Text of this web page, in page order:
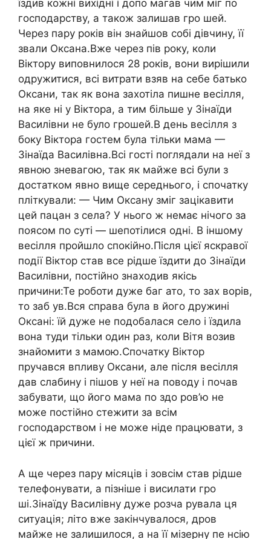
їздив кожні вихідні і допо магав чим міг по
господарству, а також залишав гро шей.
Через пару років він знайшов собі дівчину, її
звали Оксана.Вже через пів року, коли
Віктору виповнилося 28 років, вони вирішили
одружитися, всі витрати взяв на себе батько
Оксани, так як вона захотіла пишне весілля,
на яке ні у Віктора, а тим більше у Зінаїди
Василівни не було грошей.В день весілля з
боку Віктора гостем була тільки мама —
Зінаїда Василівна.Всі гості поглядали на неї з
явною зневагою, так як майже всі були з
достатком явно вище середнього, і спочатку
пліткували: — Чим Оксану зміг зацікавити
цей пацан з села? У нього ж немає нічого за
поясом по суті — шепотілися одні. В іншому
весілля пройшло спокійно.Після цієї яскравої
події Віктор став все рідше їздити до Зінаїди
Василівни, постійно знаходив якісь
причини:Те роботи дуже баг ато, то зах ворів,
то заб ув.Вся справа була в його дружині
Оксані: їй дуже не подобалася село і їздила
вона туди тільки один раз, коли Вітя возив
знайомити з мамою.Спочатку Віктор
пручався впливу Оксани, але після весілля
дав слабину і пішов у неї на поводу і почав
забувати, що його мама по здо ров’ю не
може постійно стежити за всім
господарством і не може ніде працювати, з
цієї ж причини.
А ще через пару місяців і зовсім став рідше
телефонувати, а пізніше і висилати гро
ші.Зінаїду Василівну дуже розча рувала ця
ситуація; літо вже закінчувалося, дров
майже не залишилося, а на її мізерну пе нсію